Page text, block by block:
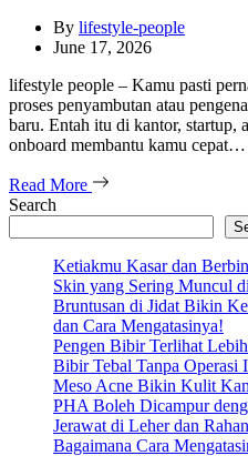
By lifestyle-people
June 17, 2026
lifestyle people – Kamu pasti
proses penyambutan atau
baru. Entah itu di kantor, startup,
onboard membantu kamu cepat…
Read More
Search
Ketiakmu Kasar dan
Skin yang Sering Muncul
Bruntusan di Jidat Bikin
dan Cara Mengatasinya!
Pengen Bibir Terlihat
Bibir Tebal Tanpa Operasi
Meso Acne Bikin Kulit
PHA Boleh Dicampur
Jerawat di Leher dan
Bagaimana Cara